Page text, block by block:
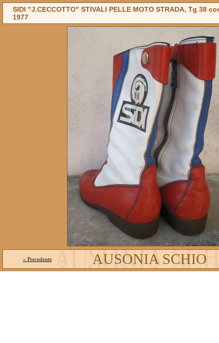
SIDI "J.CECCOTTO" STIVALI PELLE MOTO STRADA, Tg 38
1977
« Precedente AUSONIA SCHIO